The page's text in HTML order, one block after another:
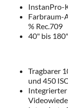
InstanPro-
Farbraum-
% Rec.709
40" bis
Tragbarer
und 450
Integrierter